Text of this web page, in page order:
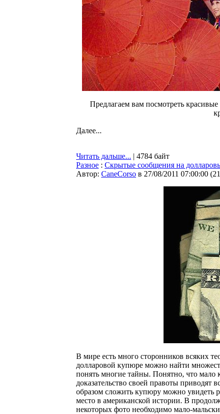
Предлагаем вам посмотреть
Далее...
Читать дальше... | 4784 байт
Разное : Скрытые сообщения на
Автор: CaneCorso в 27/08/2011 07:00:00 (
В мире есть много сторонников всяких
долларовой купюре можно найти
понять многие тайны. Понятно, что мало
доказательство своей правоты
образом сложить купюру можно
место в американской истории. В
некоторых фото необходимо мало-